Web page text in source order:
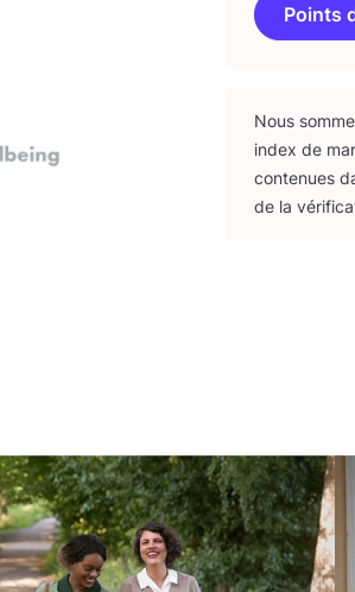
Points
Nous
index de
conte­nues
de la